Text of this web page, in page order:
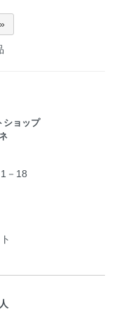
ショップ
－18